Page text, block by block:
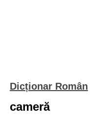
Dicționar Român
cameră